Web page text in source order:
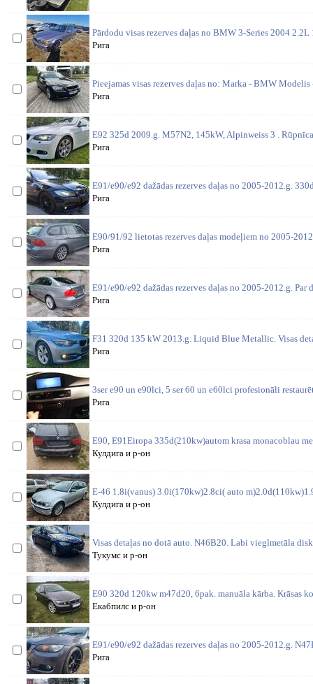
Pārdodu visas rezerves daļas no BMW 3-Series 2004
Рига
Pieejamas visas rezerves daļas no: Marka - BMW Modelis
Рига
E92 325d 2009.g. M57N2, 145kW, Alpinweiss 3 .
Рига
E91/e90/e92 dažādas rezerves daļas no 2005-2012.g.
Рига
E90/91/92 lietotas rezerves daļas modeļiem no 2005-
Рига
E91/e90/e92 dažādas rezerves daļas no 2005-2012.g. Par
Рига
F31 320d 135 kW 2013.g. Liquid Blue Metallic. Visas
Рига
3ser e90 un e90lci, 5 ser 60 un e60lci profesionāli
Рига
E90, E91Eiropa 335d(210kw)autom krasa monacoblau
Кулдига и р-он
E-46 1.8i(vanus) 3.0i(170kw)2.8ci( auto
Кулдига и р-он
Visas detaļas no dotā auto. N46B20. Labi vieglmetāla
Тукумс и р-он
E90 320d 120kw m47d20, 6pak. manuāla kārba. Krāsas
Екабпилс и р-он
E91/e90/e92 dažādas rezerves daļas no 2005-2012.g.
Рига